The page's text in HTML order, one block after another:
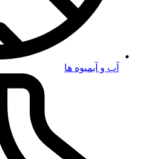
آب و آبمیوه ها